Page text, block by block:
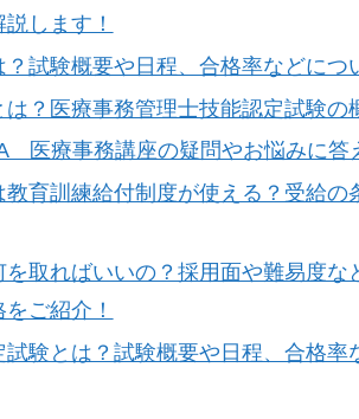
します！
試験概要や日程、合格率などにつ
？医療事務管理士技能認定試験の
医療事務講座の疑問やお悩みに答
教育訓練給付制度が使える？受給の
を取ればいいの？採用面や難易度な
ご紹介！
試験とは？試験概要や日程、合格率